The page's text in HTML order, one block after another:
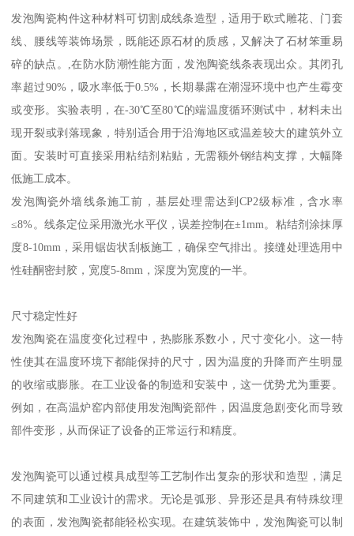
发泡陶瓷构件这种材料可切割成线条造型，适用于欧式雕花、门套
线、腰线等装饰场景，既能还原石材的质感，又解决了石材笨重易
碎的缺点。,在防水防潮性能方面，发泡陶瓷线条表现出众。其闭孔
率超过90%，吸水率低于0.5%，长期暴露在潮湿环境中也产生霉变
或变形。实验表明，在-30℃至80℃的端温度循环测试中，材料未出
现开裂或剥落现象，特别适合用于沿海地区或温差较大的建筑外立
面。安装时可直接采用粘结剂粘贴，无需额外钢结构支撑，大幅降
低施工成本。
发泡陶瓷外墙线条施工前，基层处理需达到CP2级标准，含水率
≤8%。线条定位采用激光水平仪，误差控制在±1mm。粘结剂涂抹厚
度8-10mm，采用锯齿状刮板施工，确保空气排出。接缝处理选用中
性硅酮密封胶，宽度5-8mm，深度为宽度的一半。